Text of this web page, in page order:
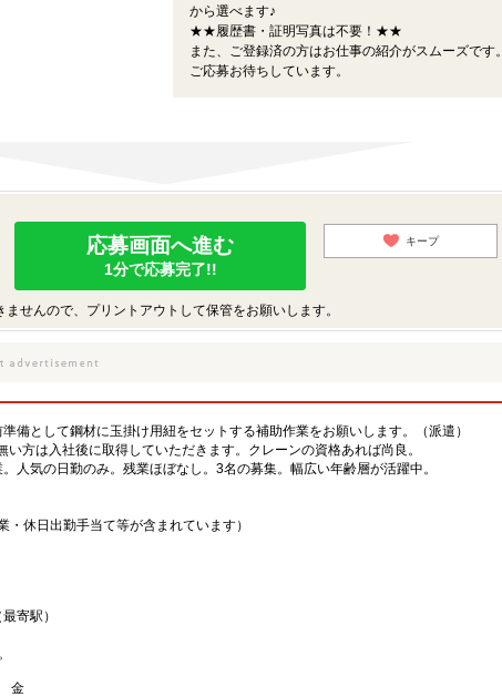
から選べます♪
★★履歴書・証明写真は不要！★★
また、ご登録済の方はお仕事の紹介がスムーズです。
ご応募お待ちしています。
応募画面へ進む
1分で応募完了!!
キープ
せんので、プリントアウトして保管をお願いします。
備として鋼材に玉掛け用紐をセットする補助作業をお願いします。（派遣）
い方は入社後に取得していただきます。クレーンの資格あれば尚良。
人気の日勤のみ。残業ほぼなし。3名の募集。幅広い年齢層が活躍中。
・休日出勤手当て等が含まれています）
寄駅）
金